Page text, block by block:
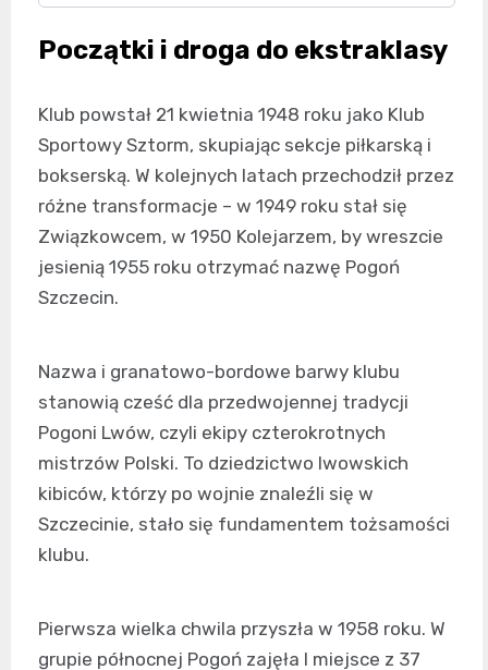
Początki i droga do ekstraklasy
Klub powstał 21 kwietnia 1948 roku jako Klub
Sportowy Sztorm, skupiając sekcje piłkarską i
bokserską. W kolejnych latach przechodził przez
różne transformacje – w 1949 roku stał się
Związkowcem, w 1950 Kolejarzem, by wreszcie
jesienią 1955 roku otrzymać nazwę Pogoń
Szczecin.
Nazwa i granatowo-bordowe barwy klubu
stanowią cześć dla przedwojennej tradycji
Pogoni Lwów, czyli ekipy czterokrotnych
mistrzów Polski. To dziedzictwo lwowskich
kibiców, którzy po wojnie znaleźli się w
Szczecinie, stało się fundamentem tożsamości
klubu.
Pierwsza wielka chwila przyszła w 1958 roku. W
grupie północnej Pogoń zajęła I miejsce z 37